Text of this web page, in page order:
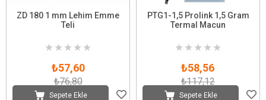
ZD 180 1 mm Lehim Emme
Teli
★ ★ ★ ★ ★
₺57,60
₺76,80
Sepete Ekle
PTG1-1,5 Prolink 1,5 Gram
Termal Macun
★ ★ ★ ★ ★
₺58,56
₺117,12
Sepete Ekle